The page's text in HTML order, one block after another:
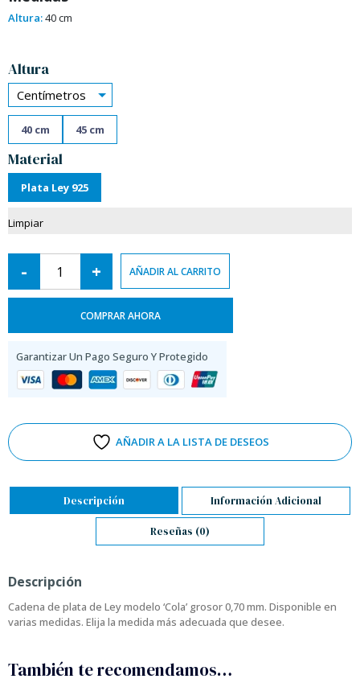
Altura:40 cm
Altura
Centímetros
40 cm 45 cm
Material
Plata Ley 925
Limpiar
- + AÑADIR AL CARRITO
COMPRAR AHORA
Garantizar Un Pago Seguro Y Protegido
AÑADIR A LA LISTA DE DESEOS
Descripción Información Adicional
Reseñas (0)
Descripción
Cadena de plata de Ley modelo ‘Cola’ grosor 0,70 mm. Disponible en
varias medidas. Elija la medida más adecuada que desee.
También te recomendamos…